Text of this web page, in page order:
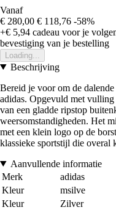
Vanaf
€ 280,00 € 118,76 -58%
+€ 5,94 cadeau voor je
bevestiging van je bestelling
Loading...
Beschrijving
Bereid je voor om de dalende
adidas. Opgevuld met
van een gladde ripstop
weersomstandigheden. Het
met een klein logo op de
klassieke sportstijl die overal
Aanvullende informatie
Merk
adidas
Kleur
msilve
Kleur
Zilver